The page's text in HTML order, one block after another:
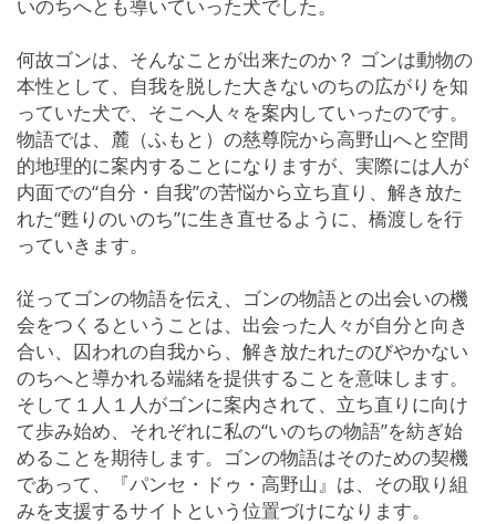
いのちへとも導いていった犬でした。
何故ゴンは、そんなことが出来たのか？ ゴンは動物の
本性として、自我を脱した大きないのちの広がりを知
っていた犬で、そこへ人々を案内していったのです。
物語では、麓（ふもと）の慈尊院から高野山へと空間
的地理的に案内することになりますが、実際には人が
内面での“自分・自我”の苦悩から立ち直り、解き放た
れた“甦りのいのち”に生き直せるように、橋渡しを行
っていきます。
従ってゴンの物語を伝え、ゴンの物語との出会いの機
会をつくるということは、出会った人々が自分と向き
合い、囚われの自我から、解き放たれたのびやかない
のちへと導かれる端緒を提供することを意味します。
そして１人１人がゴンに案内されて、立ち直りに向け
て歩み始め、それぞれに私の“いのちの物語”を紡ぎ始
めることを期待します。ゴンの物語はそのための契機
であって、『パンセ・ドゥ・高野山』は、その取り組
みを支援するサイトという位置づけになります。